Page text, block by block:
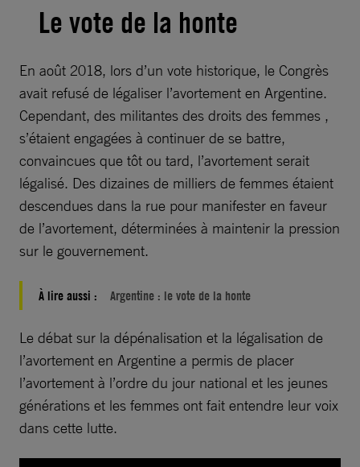
Le vote de la honte
En août 2018, lors d’un vote historique, le Congrès
avait refusé de légaliser l’avortement en Argentine.
Cependant, des militantes des droits des femmes ,
s’étaient engagées à continuer de se battre,
convaincues que tôt ou tard, l’avortement serait
légalisé. Des dizaines de milliers de femmes étaient
descendues dans la rue pour manifester en faveur
de l’avortement, déterminées à maintenir la pression
sur le gouvernement.
À lire aussi : Argentine : le vote de la honte
Le débat sur la dépénalisation et la légalisation de
l’avortement en Argentine a permis de placer
l’avortement à l’ordre du jour national et les jeunes
générations et les femmes ont fait entendre leur voix
dans cette lutte.